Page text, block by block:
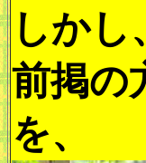
しかし
前掲の
を、